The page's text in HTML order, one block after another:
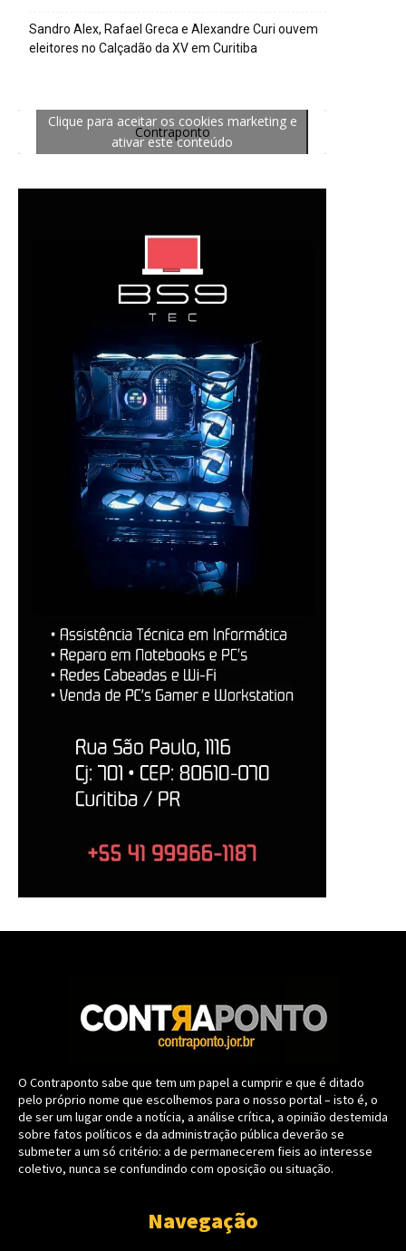
Sandro Alex, Rafael Greca e Alexandre Curi ouvem
eleitores no Calçadão da XV em Curitiba
Contraponto
Clique para aceitar os cookies marketing e
ativar este conteúdo
O Contraponto sabe que tem um papel a cumprir e que é ditado
pelo próprio nome que escolhemos para o nosso portal – isto é, o
de ser um lugar onde a notícia, a análise crítica, a opinião destemida
sobre fatos políticos e da administração pública deverão se
submeter a um só critério: a de permanecerem fieis ao interesse
coletivo, nunca se confundindo com oposição ou situação.
Navegação